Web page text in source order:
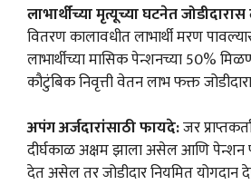
लाभार्थीच्या मृत्यूच्या घटनेत
वितरण कालावधीत लाभार्थी मरण
लाभार्थीच्या मासिक पेन्शनच्या 50%
कौटुंबिक निवृत्ती वेतन लाभ फक्त
अपंग अर्जदारांसाठी फायदे:जर
दीर्घकाळ अक्षम झाला असेल आणि पेन्शन
देत असेल तर जोडीदार नियमित